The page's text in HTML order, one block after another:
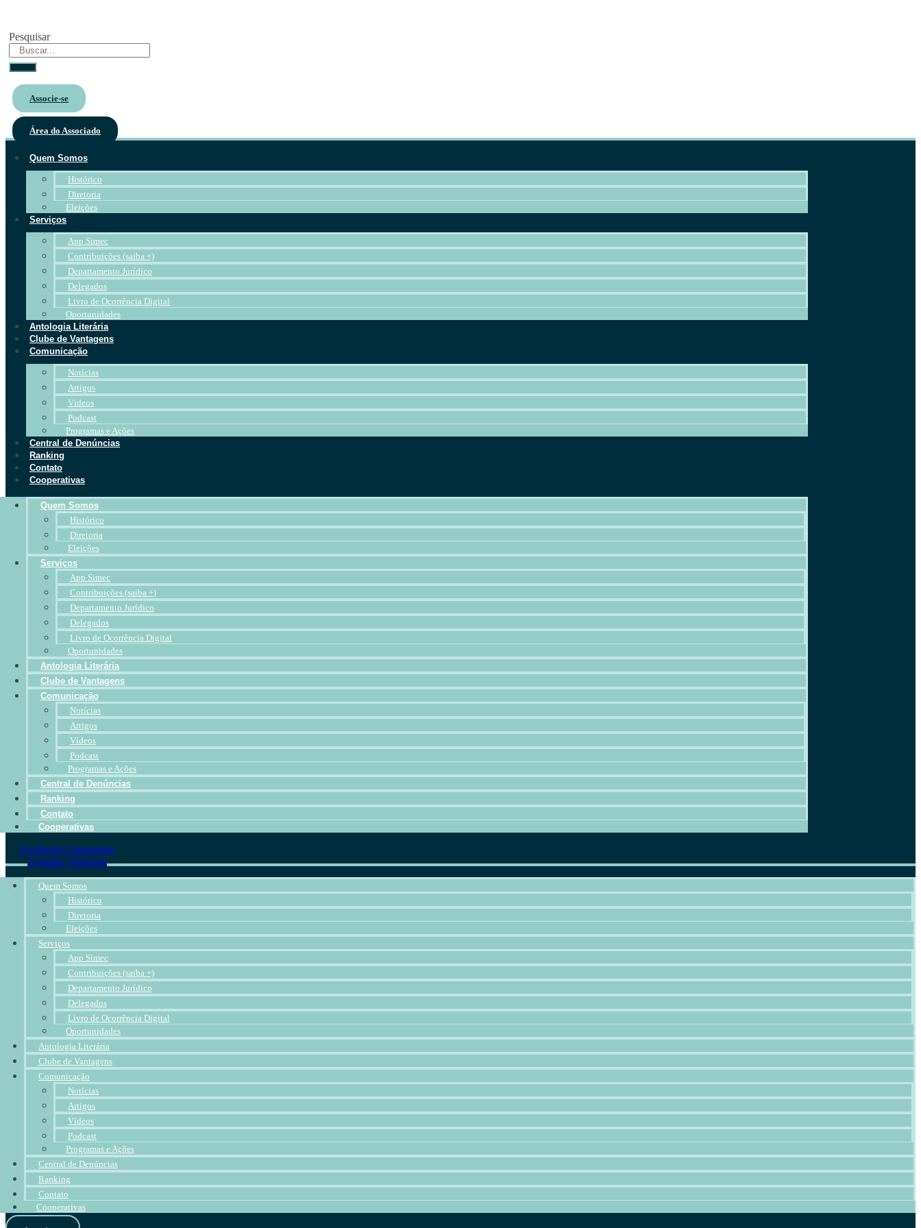
Pesquisar
Associe-se
Área do Associado
Quem Somos
Histórico
Diretoria
Eleições
Serviços
App Simec
Contribuições (saiba +)
Departamento Jurídico
Delegados
Livro de Ocorrência Digital
Oportunidades
Antologia Literária
Clube de Vantagens
Comunicação
Notícias
Artigos
Vídeos
Podcast
Programas e Ações
Central de Denúncias
Ranking
Contato
Cooperativas
Quem Somos
Histórico
Diretoria
Eleições
Serviços
App Simec
Contribuições (saiba +)
Departamento Jurídico
Delegados
Livro de Ocorrência Digital
Oportunidades
Antologia Literária
Clube de Vantagens
Comunicação
Notícias
Artigos
Vídeos
Podcast
Programas e Ações
Central de Denúncias
Ranking
Contato
Cooperativas
Facebook-f Instagram
Youtube Telegram
Quem Somos
Histórico
Diretoria
Eleições
Serviços
App Simec
Contribuições (saiba +)
Departamento Jurídico
Delegados
Livro de Ocorrência Digital
Oportunidades
Antologia Literária
Clube de Vantagens
Comunicação
Notícias
Artigos
Vídeos
Podcast
Programas e Ações
Central de Denúncias
Ranking
Contato
Cooperativas